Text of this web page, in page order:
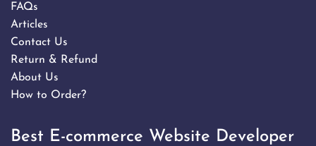
FAQs
Articles
Contact Us
Return & Refund
About Us
How to Order?
Best E-commerce Website Developer